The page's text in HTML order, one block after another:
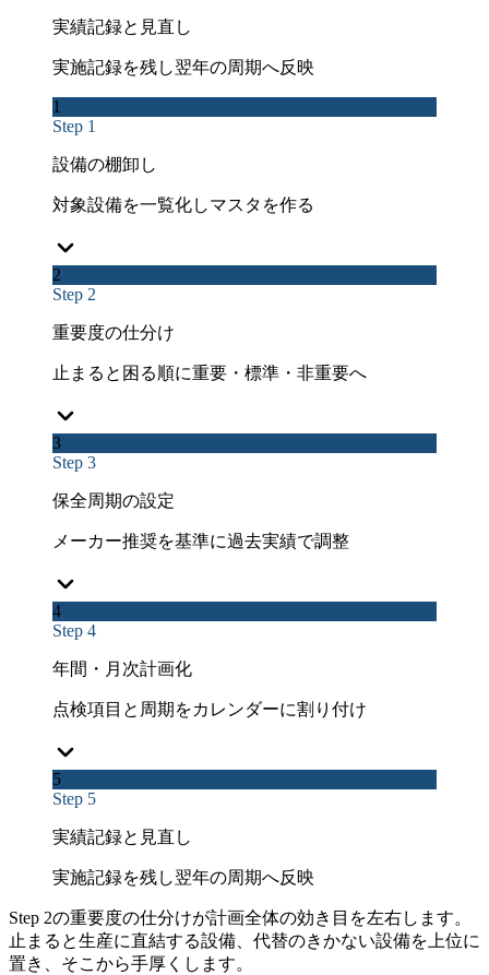
実績記録と見直し
実施記録を残し翌年の周期へ反映
1
Step 1
設備の棚卸し
対象設備を一覧化しマスタを作る
2
Step 2
重要度の仕分け
止まると困る順に重要・標準・非重要へ
3
Step 3
保全周期の設定
メーカー推奨を基準に過去実績で調整
4
Step 4
年間・月次計画化
点検項目と周期をカレンダーに割り付け
5
Step 5
実績記録と見直し
実施記録を残し翌年の周期へ反映
Step 2の重要度の仕分けが計画全体の効き目を左右します。
止まると生産に直結する設備、代替のきかない設備を上位に
置き、そこから手厚くします。